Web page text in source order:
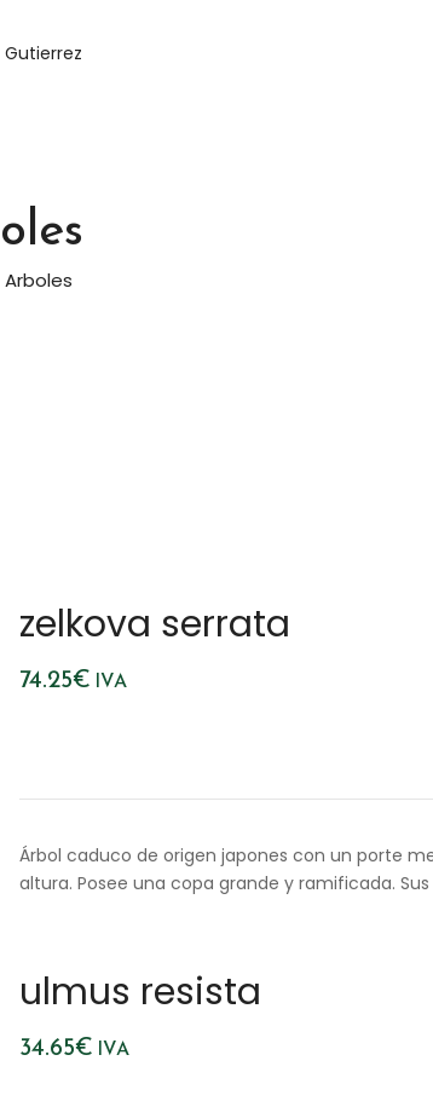
Arboles
zelkova serrata
74.25€ IVA
Árbol caduco de origen japones con un porte
altura. Posee una copa grande y ramificada. Sus
ulmus resista
34.65€ IVA